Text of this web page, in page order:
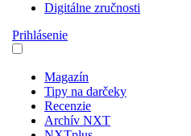
Digitálne zručnosti
Prihlásenie
Magazín
Tipy na darčeky
Recenzie
Archív NXT